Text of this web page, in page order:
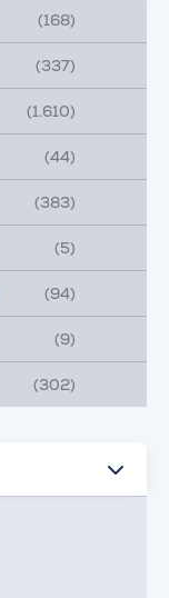
(168)
(337)
(1.610)
(44)
(383)
(5)
(94)
(9)
(302)